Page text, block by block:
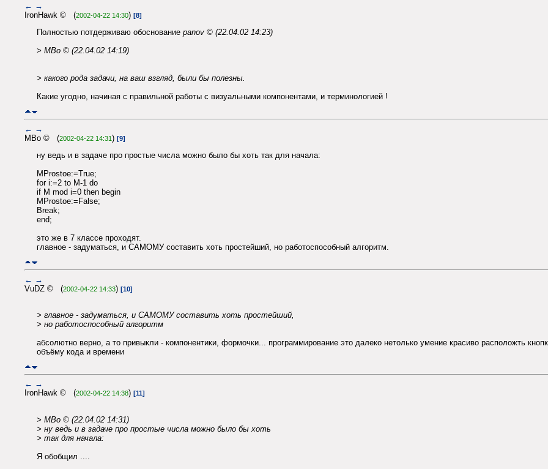
← →
IronHawk © (2002-04-22 14:30) [8]
Полностью потдерживаю обоснование panov © (22.04.02 14:23)
> MBo © (22.04.02 14:19)
> какого рода задачи, на ваш взгляд, были бы полезны.
Какие угодно, начиная с правильной работы с визуальными компонентами, и терминологией !
← →
MBo © (2002-04-22 14:31) [9]
ну ведь и в задаче про простые числа можно было бы хоть так для начала:
MProstoe:=True;
for i:=2 to M-1 do
if M mod i=0 then begin
MProstoe:=False;
Break;
end;
это же в 7 классе проходят.
главное - задуматься, и САМОМУ составить хоть простейший, но работоспособный алгоритм.
← →
VuDZ © (2002-04-22 14:33) [10]
> главное - задуматься, и САМОМУ составить хоть простейший,
> но работоспособный алгоритм
абсолютно верно, а то привыкли - компонентики, формочки... программирование это далеко нетолько умение красиво расположть
объёму кода и времени
← →
IronHawk © (2002-04-22 14:38) [11]
> MBo © (22.04.02 14:31)
> ну ведь и в задаче про простые числа можно было бы хоть
> так для начала:
Я обобщил ....